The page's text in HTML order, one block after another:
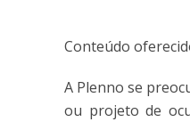
Conteúdo
A Plenno se
ou projeto de